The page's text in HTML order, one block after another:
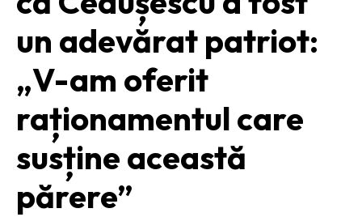
un adevărat patriot:
„V-am oferit
raționamentul care
susține această
părere”